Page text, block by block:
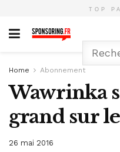
TOP
Home Abonnement
Wawrinka
grand sur
26 mai 2016